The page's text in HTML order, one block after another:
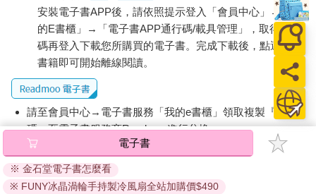
安裝電子書APP後，請依照提示登入「會員中心」→「我
的E書櫃」→「電子書APP通行碼/載具管理」，取得通行
碼再登入下載您所購買的電子書。完成下載後，點選任一
書籍即可開始離線閱讀。
請至會員中心→電子書服務「我的e書櫃」領取複製『兌換
碼』至電子書服務商Readmoo進行兌換。
退換貨須知：
因版權保護，您在金石堂所購買的電子書僅能以金石堂專屬
的閱讀軟體開啟閱讀，無法以其他閱讀器或直接下載檔案。
電子書
※ 金石堂電子書怎麼看
※ FUNY冰晶渦輪手持製冷風扇全站加購價$490